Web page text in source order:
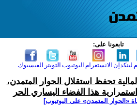
تابعونا على:
الفيسبوك التويتر اليوتيوب الانستغرام لينكدإن
تحفظ استقلال الحوار المتمدن،
هذا الفضاء اليساري الحر
‫«الحوار المتمدن» على اليوتيوب]